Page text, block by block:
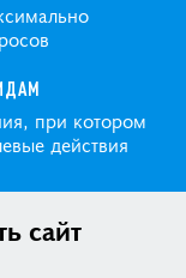
при котором
действия
сайт